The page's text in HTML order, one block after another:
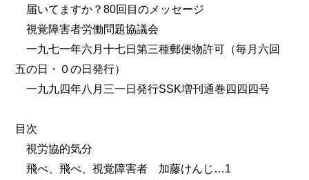
届いてますか？80回目のメッセージ
視覚障害者労働問題協議会
一九七一年六月十七日第三種郵便物許可（毎月六回
五の日・０の日発行）
一九九四年八月三一日発行SSK増刊通巻四四四号
目次
視労協的気分
飛べ、飛べ、視覚障害者 加藤けんじ…1